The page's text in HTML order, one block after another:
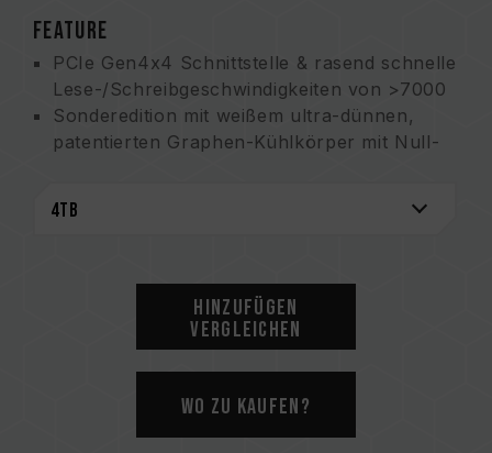
FEATURE
PCIe Gen4x4 Schnittstelle & rasend schnelle
Lese-/Schreibgeschwindigkeiten von >7000
Sonderedition mit weißem ultra-dünnen,
patentierten Graphen-Kühlkörper mit Null-
Fünf Jahre Garantie für größtmöglichen
US-Patent (Nummer: US11051392B2)
China Utlity Patent (Nummer: CN 211019739
Hinzufügen
Vergleichen
Wo zu kaufen?